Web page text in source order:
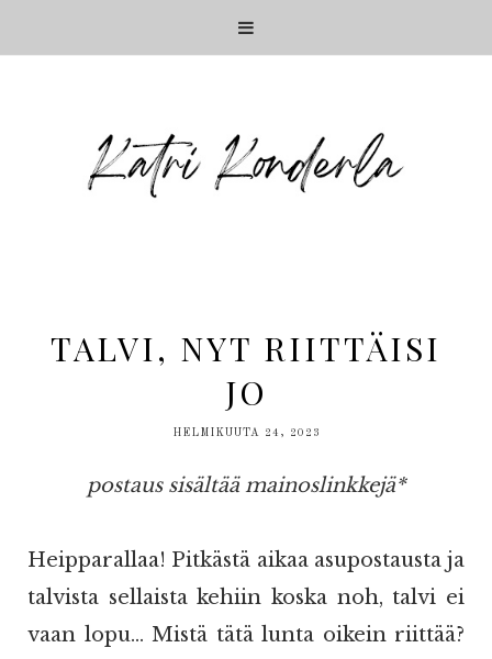
TALVI, NYT RIITTÄISI
JO
HELMIKUUTA 24, 2023
postaus sisältää mainoslinkkejä*
Heipparallaa! Pitkästä aikaa asupostausta ja
talvista sellaista kehiin koska noh, talvi ei
vaan lopu... Mistä tätä lunta oikein riittää?